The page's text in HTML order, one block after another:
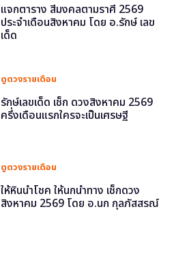
แจกตาราง สีมงคลตามราศี 2569
ประจำเดือนสิงหาคม โดย อ.รักษ์ เลข
เด็ด
ดูดวงรายเดือน
รักษ์เลขเด็ด เช็ก ดวงสิงหาคม 2569
ครึ่งเดือนแรกใครจะเป็นเศรษฐี
ดูดวงรายเดือน
ให้หินนำโชค ให้นกนำทาง เช็กดวง
สิงหาคม 2569 โดย อ.นก กุลภัสสรณ์